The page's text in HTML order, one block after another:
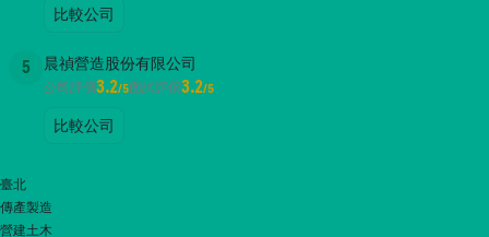
比較公司
5 晨禎營造股份有限公司
公司評價3.2/5面試評價3.2/5
比較公司
臺北
傳產製造
營建土木